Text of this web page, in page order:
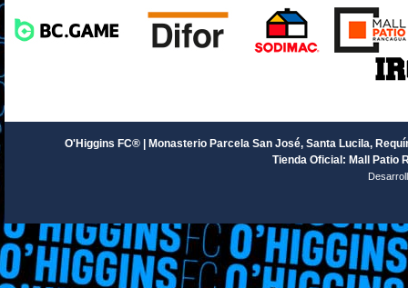
O'Higgins FC® | Monasterio Parcela San José, Santa Lucila,
Tienda Oficial: Mall Patio